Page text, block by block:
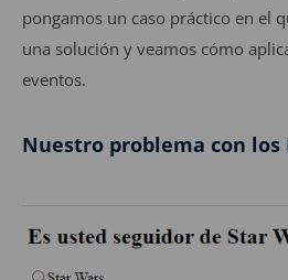
pongamos un caso práctico en el
una solución y veamos cómo
eventos.
Nuestro problema con los